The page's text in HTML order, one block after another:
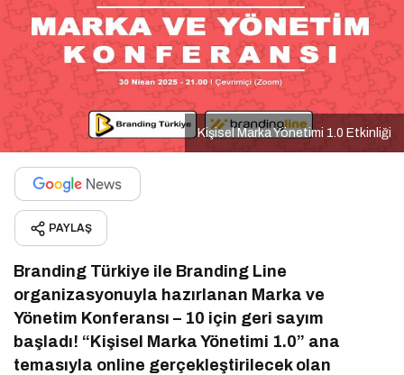
Kişisel Marka Yönetimi 1.0 Etkinliği
PAYLAŞ
Branding Türkiye ile Branding Line
organizasyonuyla hazırlanan Marka ve
Yönetim Konferansı – 10 için geri sayım
başladı! “Kişisel Marka Yönetimi 1.0” ana
temasıyla online gerçekleştirilecek olan